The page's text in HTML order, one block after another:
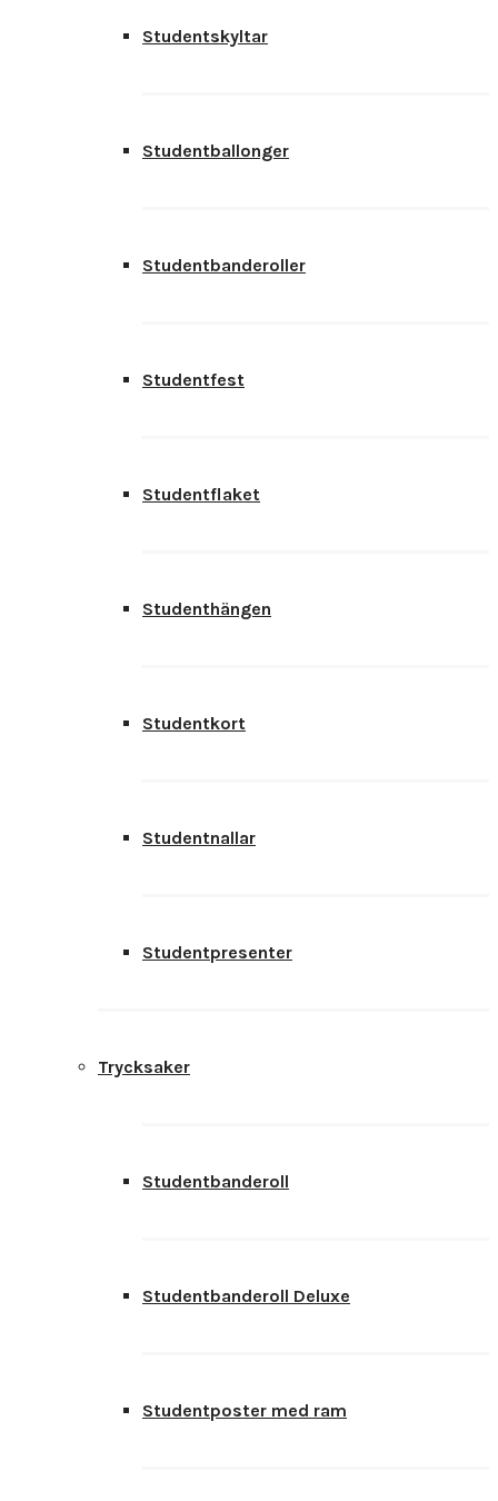
Studentskyltar
Studentballonger
Studentbanderoller
Studentfest
Studentflaket
Studenthängen
Studentkort
Studentnallar
Studentpresenter
Trycksaker
Studentbanderoll
Studentbanderoll Deluxe
Studentposter med ram